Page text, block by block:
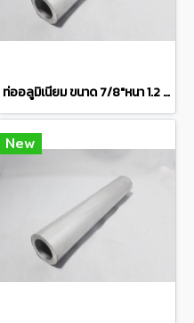
ท่ออลูมิเนียม ขนาด 7/8"หนา 1.2 มิล เกรด 6063 Aluminum pipeแบ่งขายความยาว 10 เซนติเมตร
New